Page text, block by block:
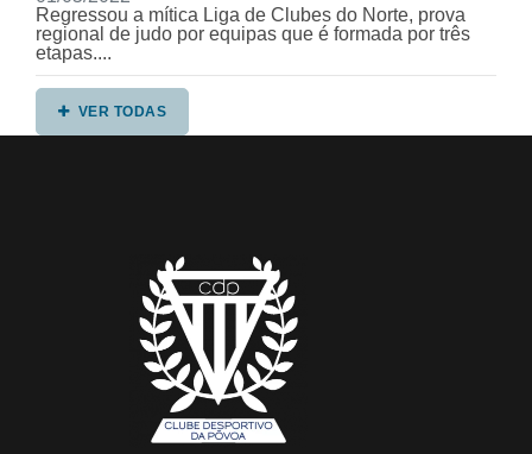
Regressou a mítica Liga de Clubes do Norte, prova
regional de judo por equipas que é formada por três
etapas....
VER TODAS